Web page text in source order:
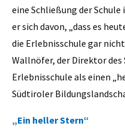
eine Schließung der
er sich davon, „dass es
die Erlebnisschule gar
Wallnöfer, der Direktor
Erlebnisschule als einen
Südtiroler
„Ein heller Stern“